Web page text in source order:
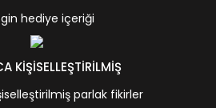
hediye içeriği
KİŞİSELLEŞTİRİLMİŞ
parlak fikirler